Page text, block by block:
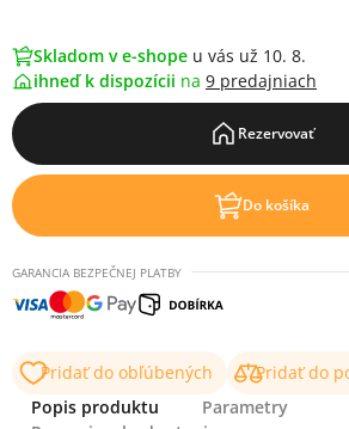
Skladom v e-shope u vás už 10. 8.
ihneď k dispozícii na 9 predajniach
Rezervovať
Do košíka
GARANCIA BEZPEČNEJ PLATBY
Pridať do obľúbených
Pridať do
Popis produktu
Parametry